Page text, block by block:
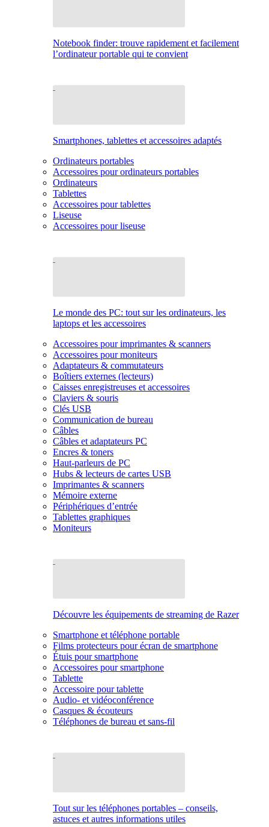
Notebook finder: trouve rapidement et facilement
l’ordinateur portable qui te convient
Smartphones, tablettes et accessoires adaptés
Ordinateurs portables
Accessoires pour ordinateurs portables
Ordinateurs
Tablettes
Accessoires pour tablettes
Liseuse
Accessoires pour liseuse
Le monde des PC: tout sur les ordinateurs, les
laptops et les accessoires
Accessoires pour imprimantes & scanners
Accessoires pour moniteurs
Adaptateurs & commutateurs
Boîtiers externes (lecteurs)
Caisses enregistreuses et accessoires
Claviers & souris
Clés USB
Communication de bureau
Câbles
Câbles et adaptateurs PC
Encres & toners
Haut-parleurs de PC
Hubs & lecteurs de cartes USB
Imprimantes & scanners
Mémoire externe
Périphériques d’entrée
Tablettes graphiques
Moniteurs
Découvre les équipements de streaming de Razer
Smartphone et téléphone portable
Films protecteurs pour écran de smartphone
Étuis pour smartphone
Accessoires pour smartphone
Tablette
Accessoire pour tablette
Audio- et vidéoconférence
Casques & écouteurs
Téléphones de bureau et sans-fil
Tout sur les téléphones portables – conseils,
astuces et autres informations utiles